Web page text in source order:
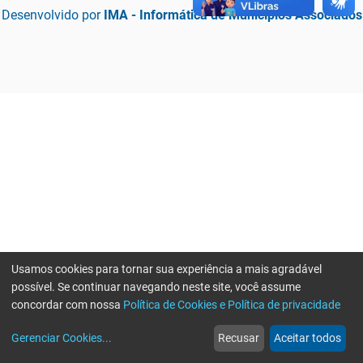
Desenvolvido por IMA - Informática de Municípios Associados
web
Notícias
more_horiz
Mais
Usamos cookies para tornar sua experiência a mais agradável
possível. Se continuar navegando neste site, você assume
concordar com nossa Política de Cookies e Política de privacidade
Gerenciar Cookies... Recusar Aceitar todos
Erro ao enviar informações, por favor tente novamente